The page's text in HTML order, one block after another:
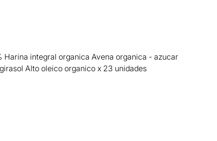
Harina integral organica Avena organica - azucar
Alto oleico organico x 23 unidades